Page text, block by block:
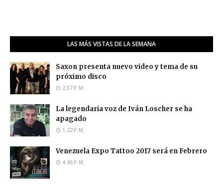
LAS MÁS VISTAS DE LA SEMANA
Saxon presenta nuevo video y tema de su
próximo disco
2:37 P.M.
La legendaria voz de Iván Loscher se ha
apagado
1:22 P.M.
Venezuela Expo Tattoo 2017 será en Febrero
4:46 P.M.